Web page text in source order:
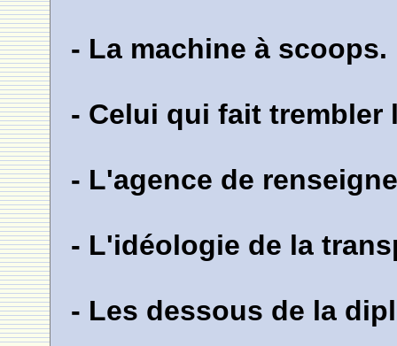
- La machine à scoops.
- Celui qui fait trembler
- L'agence de
- L'idéologie de la
- Les dessous de la